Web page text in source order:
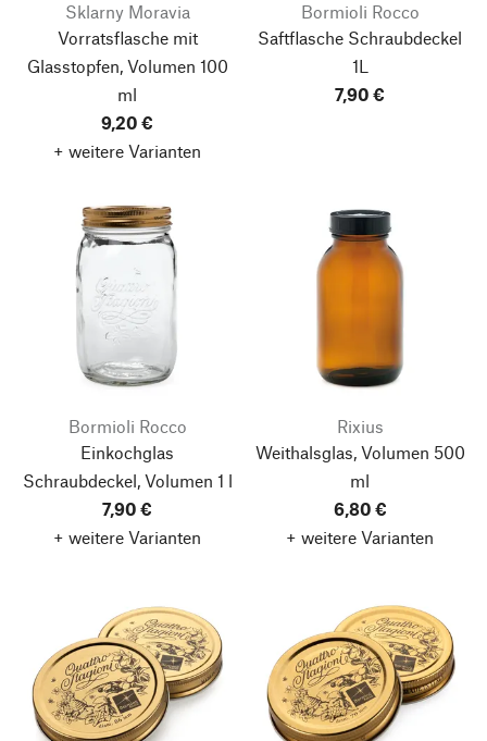
Sklarny Moravia
Vorratsflasche mit
Glasstopfen, Volumen 100
ml
9,20 €
+ weitere Varianten
Bormioli Rocco
Saftflasche Schraubdeckel
1L
7,90 €
Bormioli Rocco
Einkochglas
Schraubdeckel, Volumen 1 l
7,90 €
+ weitere Varianten
Rixius
Weithalsglas, Volumen 500
ml
6,80 €
+ weitere Varianten